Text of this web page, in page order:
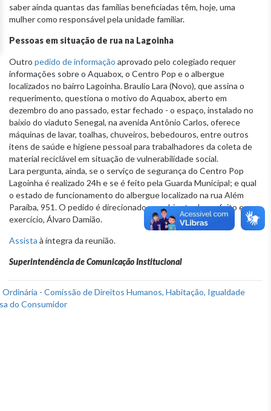
saber ainda quantas das famílias beneficiadas têm, hoje, uma
mulher como responsável pela unidade familiar.
Pessoas em situação de rua na Lagoinha
Outro pedido de informação aprovado pelo colegiado requer
informações sobre o Aquabox, o Centro Pop e o albergue
localizados no bairro Lagoinha. Braulio Lara (Novo), que assina o
requerimento, questiona o motivo do Aquabox, aberto em
dezembro do ano passado, estar fechado - o espaço, instalado no
baixio do viaduto Senegal, na avenida Antônio Carlos, oferece
máquinas de lavar, toalhas, chuveiros, bebedouros, entre outros
itens de saúde e higiene pessoal para trabalhadores da coleta de
material reciclável em situação de vulnerabilidade social.
Lara pergunta, ainda, se o serviço de segurança do Centro Pop
Lagoinha é realizado 24h e se é feito pela Guarda Municipal; e qual
o estado de funcionamento do albergue localizado na rua Além
Paraíba, 951. O pedido é direcionado ao gabinete do prefeito em
exercício, Álvaro Damião.
Assista à íntegra da reunião.
Superintendência de Comunicação Institucional